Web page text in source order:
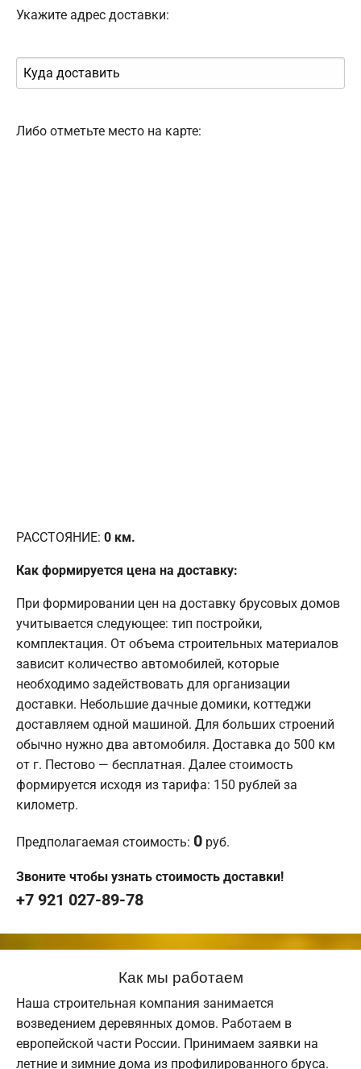
Укажите адрес доставки:
Либо отметьте место на карте:
РАССТОЯНИЕ: 0 км.
Как формируется цена на доставку:
При формировании цен на доставку брусовых домов
учитывается следующее: тип постройки,
комплектация. От объема строительных материалов
зависит количество автомобилей, которые
необходимо задействовать для организации
доставки. Небольшие дачные домики, коттеджи
доставляем одной машиной. Для больших строений
обычно нужно два автомобиля. Доставка до 500 км
от г. Пестово — бесплатная. Далее стоимость
формируется исходя из тарифа: 150 рублей за
километр.
Предполагаемая стоимость: 0 руб.
Звоните чтобы узнать стоимость доставки!
+7 921 027-89-78
Как мы работаем
Наша строительная компания занимается
возведением деревянных домов. Работаем в
европейской части России. Принимаем заявки на
летние и зимние дома из профилированного бруса.